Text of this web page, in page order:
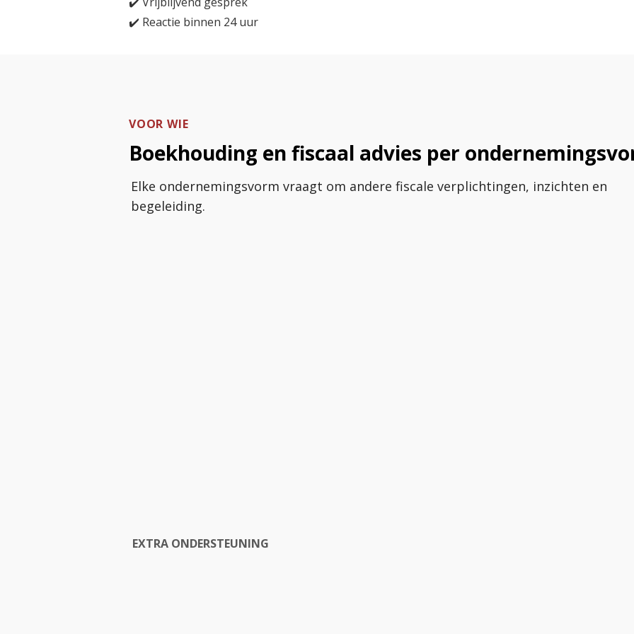
✔️ Reactie binnen 24 uur
VOOR WIE
Boekhouding en fiscaal advies per
Elke ondernemingsvorm vraagt om andere fiscale verplichtingen, inzichten en
begeleiding.
EXTRA ONDERSTEUNING